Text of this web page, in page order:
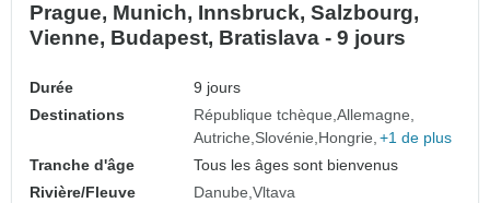
Prague, Munich, Innsbruck, Salzbourg,
Vienne, Budapest, Bratislava - 9 jours
Durée
9 jours
Destinations
République tchèque Allemagne
Autriche Slovénie Hongrie +1 de plus
Tranche d'âge
Tous les âges sont bienvenus
Rivière/Fleuve
Danube Vltava